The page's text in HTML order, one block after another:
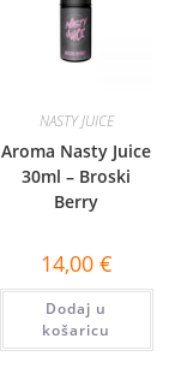
NASTY JUICE
Aroma Nasty Juice
30ml – Broski
Berry
14,00 €
Dodaj u
košaricu